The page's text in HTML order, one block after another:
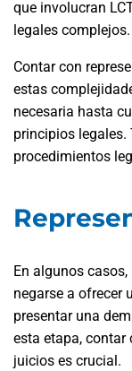
que involucran
legales complejos.
Contar con
estas
necesaria hasta
principios legales.
procedimientos
En algunos
negarse a ofrecer
presentar una
esta etapa, contar
juicios es crucial.